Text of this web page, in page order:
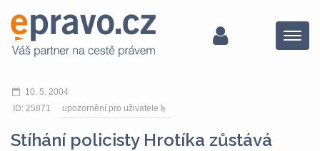
Menu
10. 5. 2004
ID: 25871
upozornění pro uživatele
Stíhání policisty Hrotíka zůstává